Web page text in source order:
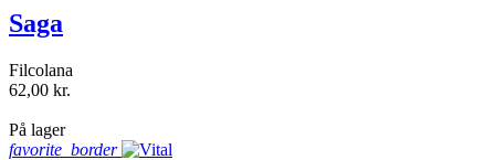
Saga
Filcolana
62,00 kr.
På lager
favorite_border